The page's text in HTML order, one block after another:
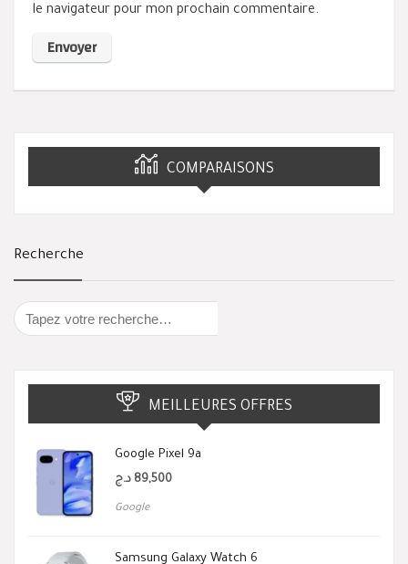
le navigateur pour mon prochain commentaire.
COMPARAISONS
Recherche
MEILLEURES OFFRES
Google Pixel 9a
89,500 د.ج
Google
Samsung Galaxy Watch 6